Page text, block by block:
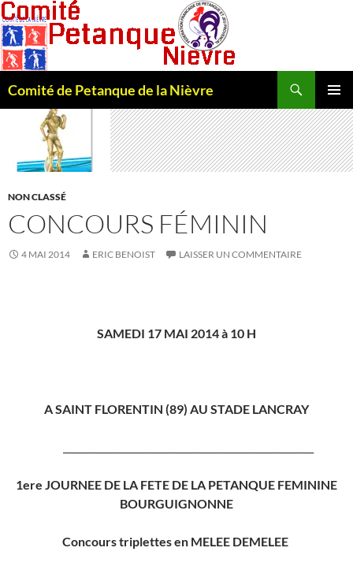
Comité de Petanque de la Nièvre
MENU
CONTENU
NON CLASSÉ
CONCOURS FÉMININ
4 MAI 2014 ERIC BENOIST LAISSER UN COMMENTAIRE
SAMEDI 17 MAI 2014 à 10 H
A SAINT FLORENTIN (89) AU STADE LANCRAY
1ere JOURNEE DE LA FETE DE LA PETANQUE FEMININE
BOURGUIGNONNE
Concours triplettes en MELEE DEMELEE